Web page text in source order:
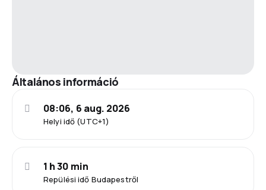
Általános információ
Helyi idő (UTC+1)
08:06, 6 aug. 2026
Repülési idő Budapestről
1 h 30 min